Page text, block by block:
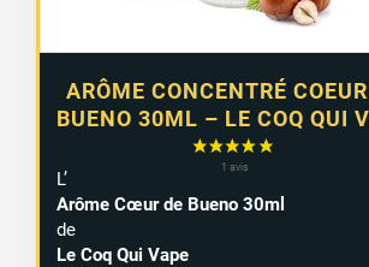
ARÔME CONCENTRÉ
BUENO 30ML – LE COQ QUI
L’
Arôme Cœur de Bueno 30ml
de
Le Coq Qui Vape